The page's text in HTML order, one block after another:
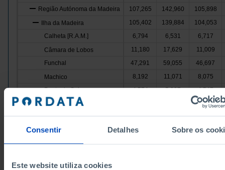
Consentir Detalhes Sobre os
Este website utiliza cookies
Região Autónoma da Madeira
107,265 142,960
105,898
Ilha da Madeira
105,402 139,884
104,053
Calheta [R.A.M.]
6,794 6,531
6,717
Câmara de Lobos
11,180 17,629
11,009
Funchal
47,291 59,055
46,697
Machico
8,192 11,071
8,075
Ponta do Sol
4,574 5,207
4,547
Porto Moniz
2,077
Ribeira Brava
5,898 7,486
5,769
Santa Cruz
10,317 23,956
10,195
Santana
5,508 4,091
5,472